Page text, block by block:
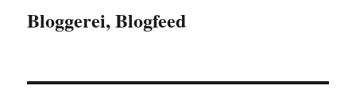
Bloggerei, Blogfeed